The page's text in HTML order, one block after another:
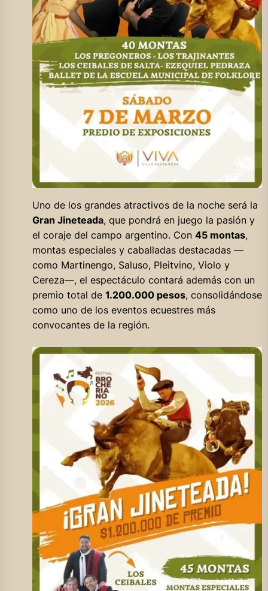
Uno de los grandes atractivos de la noche será la
Gran Jineteada, que pondrá en juego la pasión y
el coraje del campo argentino. Con 45 montas,
montas especiales y caballadas destacadas —
como Martinengo, Saluso, Pleitvino, Violo y
Cereza—, el espectáculo contará además con un
premio total de 1.200.000 pesos, consolidándose
como uno de los eventos ecuestres más
convocantes de la región.